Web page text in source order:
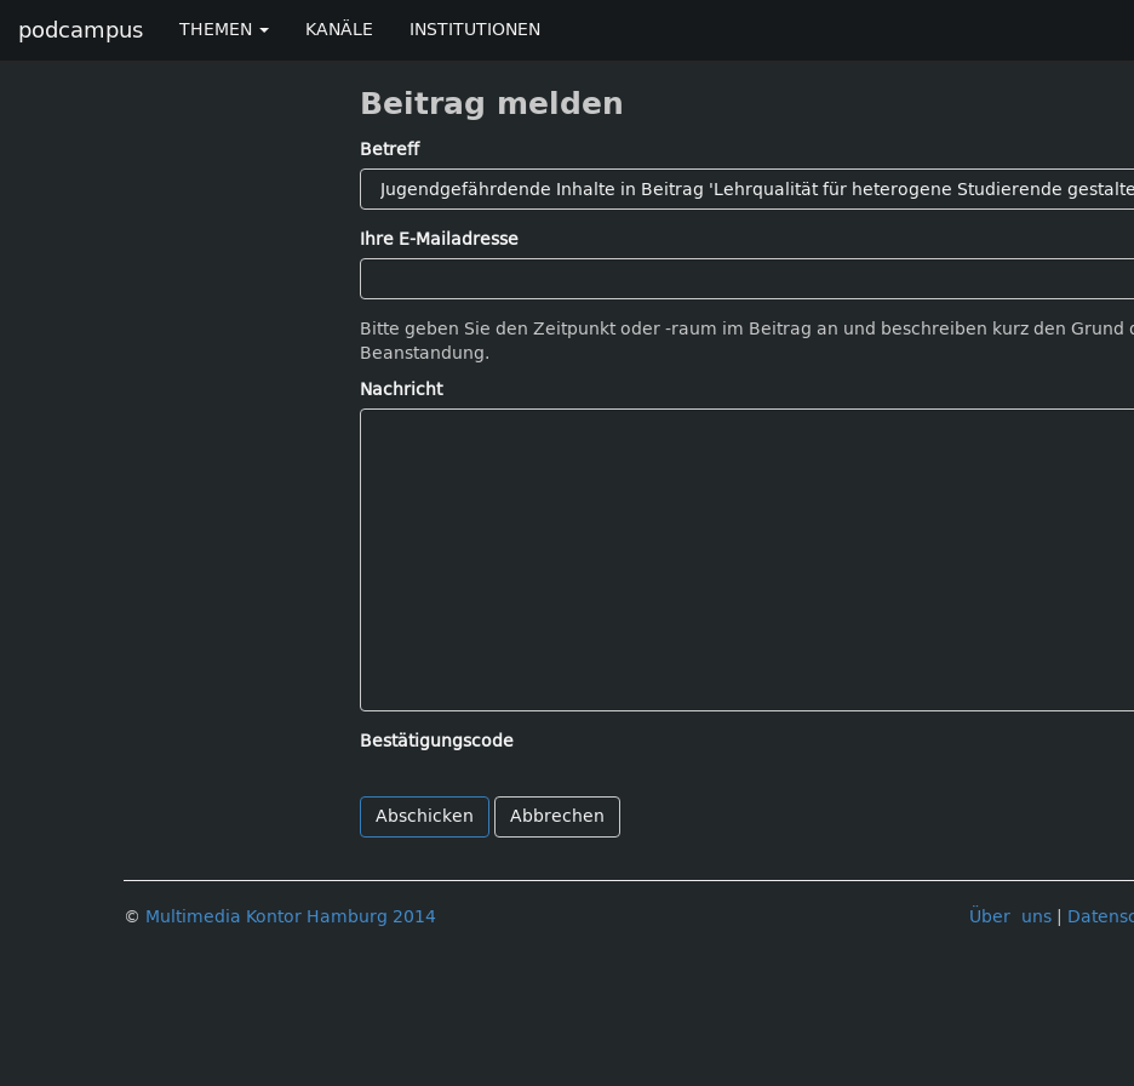
podcampus THEMEN KANÄLE INSTITUTIONEN
Beitrag melden
Betreff
Ihre E-Mailadresse
Bitte geben Sie den Zeitpunkt oder -raum im Beitrag an und beschreiben kurz den Grund
Beanstandung.
Nachricht
Bestätigungscode
Abbrechen
Über uns
© Multimedia Kontor Hamburg 2014